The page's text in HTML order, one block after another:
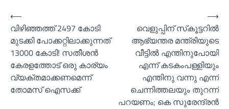
Post
navigation
⟵
വിഴിഞ്ഞത്ത് 2497 കോടി
മുടക്കി പോക്കറ്റിലാക്കുന്നത്
13000 കോടി! സതീശന്‍
കേരളത്തോട് ഒരു കാര്യം
വ്യക്തമാക്കണമെന്ന്
തോമസ് ഐസക്ക്
വെളുപ്പിന് സ്‌കൂട്ടറില്‍
ആഭ്യന്തര മന്ത്രിയുടെ
വീട്ടില്‍ എന്തിനുപോയി
എന്ന് കടകംപള്ളിയും
എന്തിനു വന്നു എന്ന്
ചെന്നിത്തലയും തുറന്ന്
പറയണം; കെ സുരേന്ദ്രന്‍
⟶